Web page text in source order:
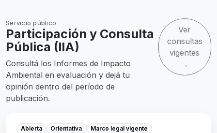
Servicio público
Participación y Consulta
Pública (IIA)
Consultá los Informes de Impacto
Ambiental en evaluación y dejá tu
opinión dentro del período de
publicación.
Ver
consultas
vigentes
→
Abierta Orientativa Marco legal vigente